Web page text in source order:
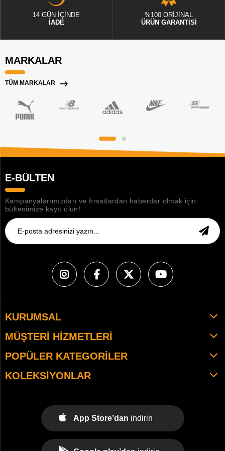
14 GÜN İÇİNDE
İADE
%100 ORİJİNAL
ÜRÜN GARANTİSİ
MARKALAR
TÜM MARKALAR
E-BÜLTEN
Kampanyalarımızdan ve fırsatlardan haberdar olmak için
bültenimize kayıt olun!
KURUMSAL
MÜŞTERI HIZMETLERI
POPÜLER KATEGORILER
KOLEKSIYONLAR
App Store’dan indirin